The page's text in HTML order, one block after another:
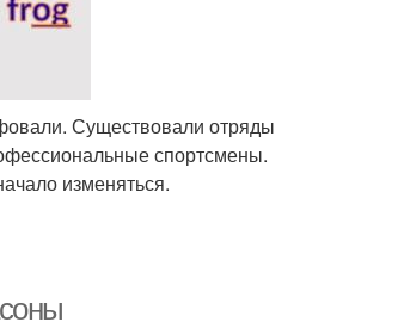
Существовали отряды
спортсмены.
изменяться.